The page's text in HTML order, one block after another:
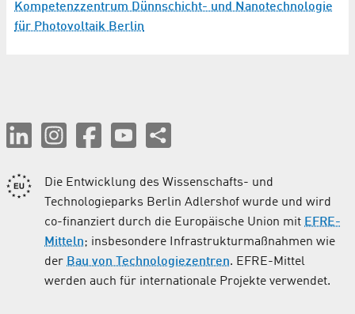
Kompetenzzentrum Dünnschicht- und Nanotechnologie
für Photovoltaik Berlin
Die Entwicklung des Wissenschafts- und
Technologieparks Berlin Adlershof wurde und wird
co-finanziert durch die Europäische Union mit EFRE-
Mitteln; insbesondere Infrastrukturmaßnahmen wie
der Bau von Technologiezentren. EFRE-Mittel
werden auch für internationale Projekte verwendet.